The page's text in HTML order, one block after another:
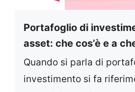
Portafoglio di
asset: che cos’è e a
Quando si parla di
investimento si fa